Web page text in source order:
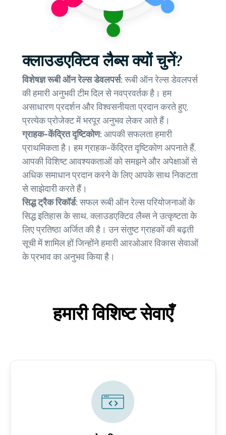
क्लाउडएक्टिव लैब्स क्यों चुनें?
विशेषज्ञ रूबी ऑन रेल्स डेवलपर्स:रूबी ऑन रेल्स डेवलपर्स
की हमारी अनुभवी टीम दिल से नवप्रवर्तक है। हम
असाधारण प्रदर्शन और विश्वसनीयता प्रदान करते हुए,
प्रत्येक प्रोजेक्ट में भरपूर अनुभव लेकर आते हैं।
ग्राहक-केंद्रित दृष्टिकोण: आपकी सफलता हमारी
प्राथमिकता है। हम ग्राहक-केंद्रित दृष्टिकोण अपनाते हैं,
आपकी विशिष्ट आवश्यकताओं को समझने और अपेक्षाओं से
अधिक समाधान प्रदान करने के लिए आपके साथ निकटता
से साझेदारी करते हैं।
सिद्ध ट्रैक रिकॉर्ड:सफल रूबी ऑन रेल्स परियोजनाओं के
सिद्ध इतिहास के साथ, क्लाउडएक्टिव लैब्स ने उत्कृष्टता के
लिए प्रतिष्ठा अर्जित की है। उन संतुष्ट ग्राहकों की बढ़ती
सूची में शामिल हों जिन्होंने हमारी आरओआर विकास सेवाओं
के प्रभाव का अनुभव किया है।
हमारी विशिष्ट सेवाएँ